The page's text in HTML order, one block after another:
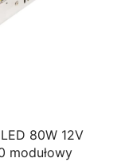
80W 12V
modułowy